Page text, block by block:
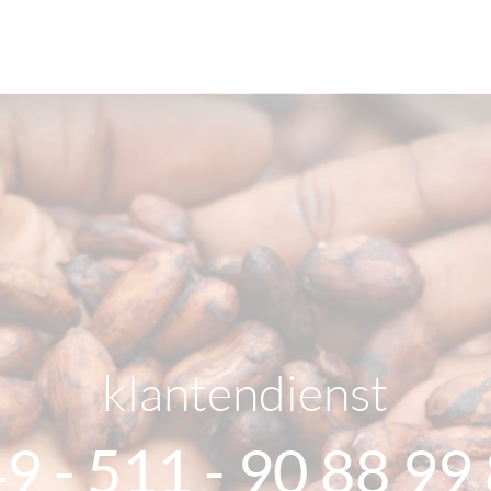
klantendienst
- 511 - 90 88 99